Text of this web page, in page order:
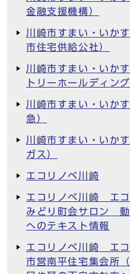
金融支援機構）
川崎市すまい・いか
市住宅供給公社）
川崎市すまい・いか
トリーホールディング
川崎市すまい・いか
急）
川崎市すまい・いか
ガス）
エコリノベ川崎
エコリノベ川崎 エコ
みどり町会サロン
へのテキスト情報
エコリノベ川崎 エコ
市営南平住宅集会所